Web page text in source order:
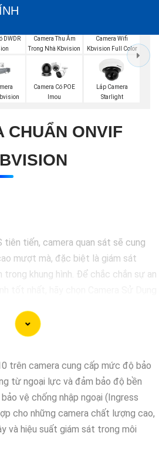
DWDR
Camera Thu Âm
Trong Nhà Kbvision
Camera Wifi
Kbvision Full Color
Camera Có POE
Imou
Lắp Camera
Starlight
CHUẨN ONVIF
tiên tiến, camera quan sát sẽ cung
mượt mà, đặc biệt là giám sát
trong khung hình. Để chắc chắn sự an
trên camera cung cấp mức độ bảo
từ ngoại lực và đảm bảo độ bền
vệ chống nhập ngoại (Ingress
cho những camera chất lượng cao,
và hiệu suất giám sát trong môi